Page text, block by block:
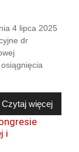
4 lipca 2025
dr
Czytaj więcej
i